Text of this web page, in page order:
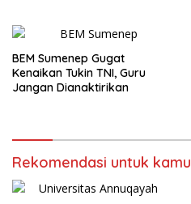
BEM Sumenep Gugat
Kenaikan Tukin TNI, Guru
Jangan Dianaktirikan
Rekomendasi untuk kamu